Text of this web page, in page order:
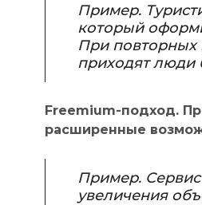
Пример.
который
При повторных
приходят люди
Freemium-подход.
расширенные
Пример.
увеличения